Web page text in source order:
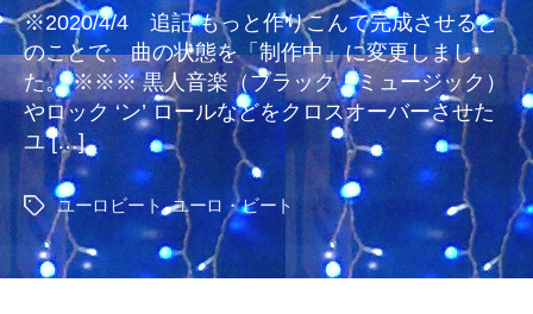
ン
ル
「Neuro
‘n’
beat」
作
っ
み
た
※2020/4/4 追記 もっと作りこんで完成させると
のことで、曲の状態を「制作中」に変更しまし
た。 ※※※ 黒人音楽（ブラック・ミュージック）
やロック ‘ン’ ロールなどをクロスオーバーさせた
ユ […]
タ
グ
ユーロビート,ユーロ・ビート